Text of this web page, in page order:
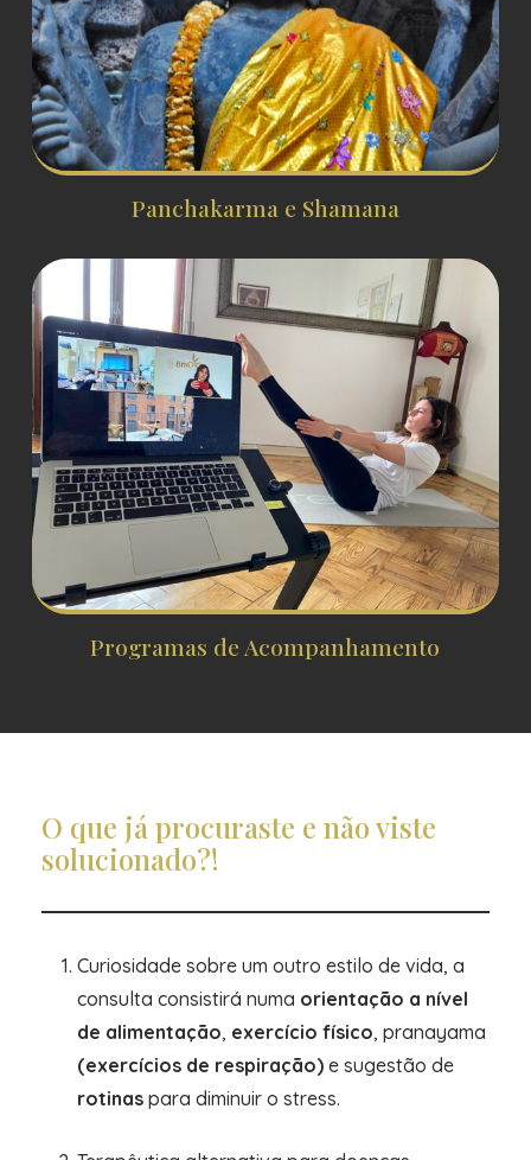
Panchakarma e Shamana
Programas de Acompanhamento
O que já procuraste e não viste
solucionado?!
Curiosidade sobre um outro estilo de vida, a
consulta consistirá numa orientação a nível
de alimentação, exercício físico, pranayama
(exercícios de respiração)e sugestão de
rotinaspara diminuir o stress.